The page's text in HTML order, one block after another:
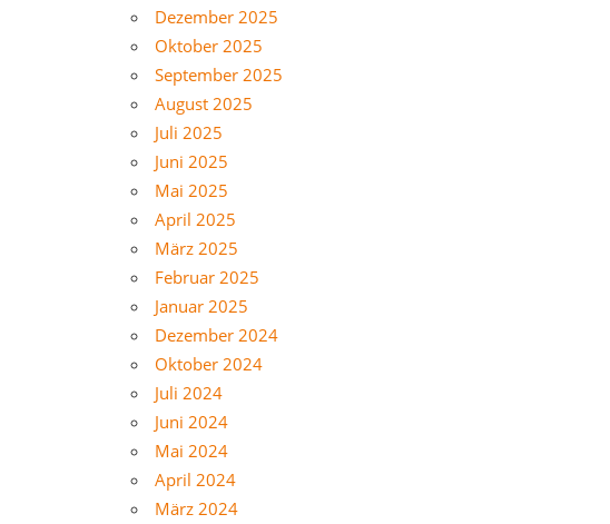
Dezember 2025
Oktober 2025
September 2025
August 2025
Juli 2025
Juni 2025
Mai 2025
April 2025
März 2025
Februar 2025
Januar 2025
Dezember 2024
Oktober 2024
Juli 2024
Juni 2024
Mai 2024
April 2024
März 2024